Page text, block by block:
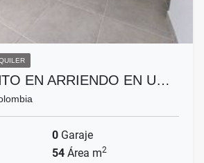
EN ARRIENDO EN U…
0 Garaje
54 Área m2